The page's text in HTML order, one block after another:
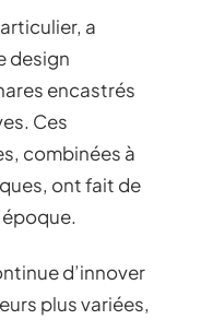
a
design
encastrés
Ces
combinées à
ont fait de
d’innover
plus variées,